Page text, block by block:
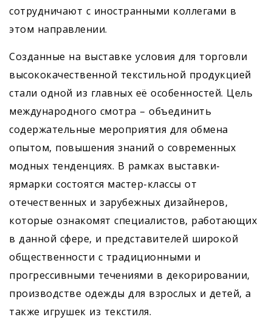
сотрудничают с иностранными коллегами в
этом направлении.
Созданные на выставке условия для торговли
высококачественной текстильной продукцией
стали одной из главных её особенностей. Цель
международного смотра – объединить
содержательные мероприятия для обмена
опытом, повышения знаний о современных
модных тенденциях. В рамках выставки-
ярмарки состоятся мастер-классы от
отечественных и зарубежных дизайнеров,
которые ознакомят специалистов, работающих
в данной сфере, и представителей широкой
общественности с традиционными и
прогрессивными течениями в декорировании,
производстве одежды для взрослых и детей, а
также игрушек из текстиля.